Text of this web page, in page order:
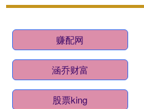
赚配网
涵乔财富
股票king